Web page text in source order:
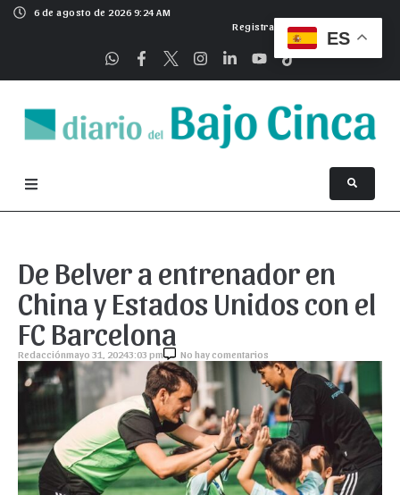
6 de agosto de 2026 9:24 AM
Registrarse
De Belver a entrenador en
China y Estados Unidos con el
FC Barcelona
Redacciónmayo 31, 20243:03 pm No hay comentarios
ES